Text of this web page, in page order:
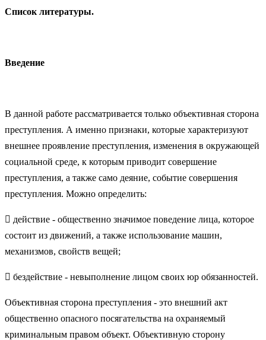
Список литературы.
Введение
В данной работе рассматривается только объективная сторона
преступления. А именно признаки, которые характеризуют
внешнее проявление преступления, изменения в окружающей
социальной среде, к которым приводит совершение
преступления, а также само деяние, событие совершения
преступления. Можно определить:
 действие - общественно значимое поведение лица, которое
состоит из движений, а также использование машин,
механизмов, свойств вещей;
 бездействие - невыполнение лицом своих юр обязанностей.
Объективная сторона преступления - это внешний акт
общественно опасного посягательства на охраняемый
криминальным правом объект. Объективную сторону